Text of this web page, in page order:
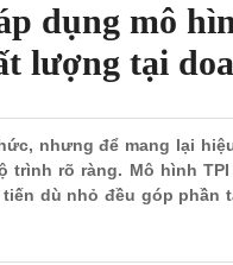
dụng mô
lượng tại
nhưng để mang lại
rõ ràng. Mô hình
dù nhỏ đều góp phần